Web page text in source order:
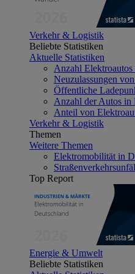
Verkehr & Logistik
Beliebte Statistiken
Aktuelle Statistiken
Anzahl
Neuzulassungen
Öffentliche
Anzahl der Autos in
Anteil von
Verkehr & Logistik
Themen
Weitere Themen
Elektromobilität in
Top Report
Energie & Umwelt
Beliebte Statistiken